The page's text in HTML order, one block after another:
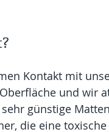
Kontakt mit
und wir
günstige
die eine